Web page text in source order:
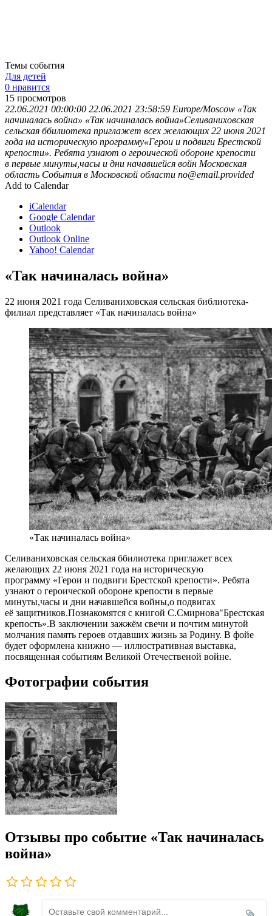
Темы события
Для детей
0 нравится
15 просмотров
22.06.2021 00:00:00 22.06.2021 23:58:59 Europe/Moscow «Так
начиналась война» «Так начиналась война»Селиваниховская
сельская ббилиотека приглажет всех желающих 22 июня 2021
года на историческую программу«Герои и подвиги Брестской
крепости». Ребята узнают о героической обороне крепости
в первые минуты,часы и дни начавшейся войн Московская
область События в Московской области no@email.provided
Add to Calendar
iCalendar
Google Calendar
Outlook
Outlook Online
Yahoo! Calendar
«Так начиналась война»
22 июня 2021 года Селиваниховская сельская библиотека-
филиал представляет «Так начиналась война»
«Так начиналась война»
Селиваниховская сельская ббилиотека приглажет всех
желающих 22 июня 2021 года на историческую
программу «Герои и подвиги Брестской крепости». Ребята
узнают о героической обороне крепости в первые
минуты,часы и дни начавшейся войны,о подвигах
её защитников.Познакомятся с книгой С.Смирнова"Брестская
крепость».В заключении зажжём свечи и почтим минутой
молчания память героев отдавших жизнь за Родину. В фойе
будет оформлена книжно — иллюстративная выставка,
посвященная событиям Великой Отечественой войне.
Фотографии события
Отзывы про событие «Так начиналась
война»